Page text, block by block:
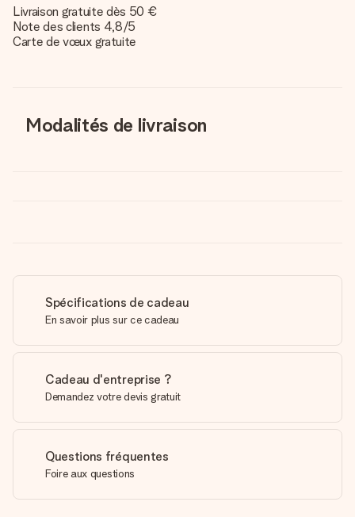
Livraison gratuite dès 50 €
Note des clients 4,8/5
Carte de vœux gratuite
Modalités de livraison
Spécifications de cadeau
En savoir plus sur ce cadeau
Cadeau d'entreprise ?
Demandez votre devis gratuit
Questions fréquentes
Foire aux questions